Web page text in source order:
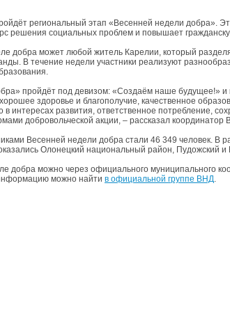
региональный этап «Весенней недели добра».
решения социальных проблем и повышает
добра может любой житель Карелии, который
В течение недели участники реализуют
пройдёт под девизом: «Создаём наше будущее!»
здоровье и благополучие, качественное
интересах развития, ответственное потребление,
добровольческой акции, – рассказал
Весенней недели добра стали 46 349 человек. В
Олонецкий национальный район, Пудожский
добра можно через официального муниципального
можно найти в официальной группе ВНД